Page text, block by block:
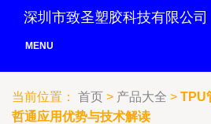
深圳市致圣塑胶科技有限公司
MENU
当前位置： 首页 > 产品大全 > TPU
哲通应用优势与技术解读